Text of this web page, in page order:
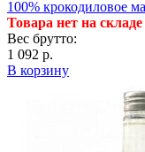
100% крокодиловое
Товара нет на складе
Вес брутто:
1 092 р.
В корзину